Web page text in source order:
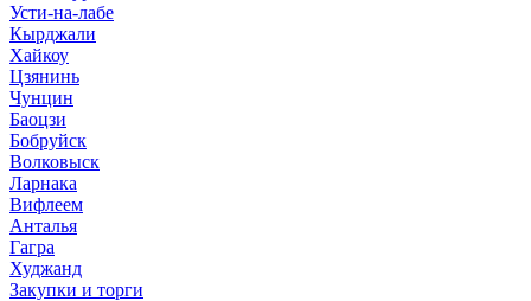
Усти-на-лабе
Кырджали
Хайкоу
Цзянинь
Чунцин
Баоцзи
Бобруйск
Волковыск
Ларнака
Вифлеем
Анталья
Гагра
Худжанд
Закупки и торги